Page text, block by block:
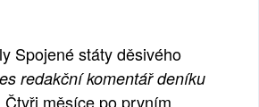
Spojené státy děsivého
redakční komentář deníku
Čtyři měsíce po prvním